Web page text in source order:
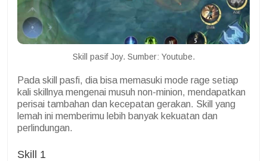
Skill pasif Joy. Sumber: Youtube.
Pada skill pasfi, dia bisa memasuki mode rage setiap
kali skillnya mengenai musuh non-minion, mendapatkan
perisai tambahan dan kecepatan gerakan. Skill yang
lemah ini memberimu lebih banyak kekuatan dan
perlindungan.
Skill 1